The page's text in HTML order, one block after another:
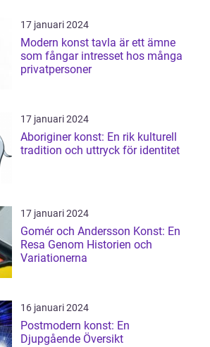
17 januari 2024
Modern konst tavla är ett ämne
som fångar intresset hos många
privatpersoner
17 januari 2024
Aboriginer konst: En rik kulturell
tradition och uttryck för identitet
17 januari 2024
Gomér och Andersson Konst: En
Resa Genom Historien och
Variationerna
16 januari 2024
Postmodern konst: En
Djupgående Översikt